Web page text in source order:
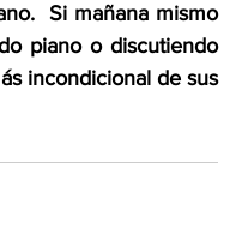
Si mañana mismo
piano o discutiendo
incondicional de sus